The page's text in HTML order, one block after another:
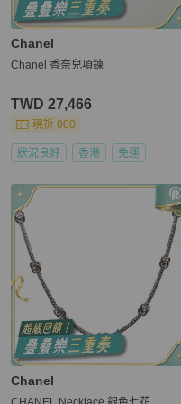
Chanel
Chanel 香奈兒項鍊
TWD 27,466
現折 800
狀況良好 香港 免運
Chanel